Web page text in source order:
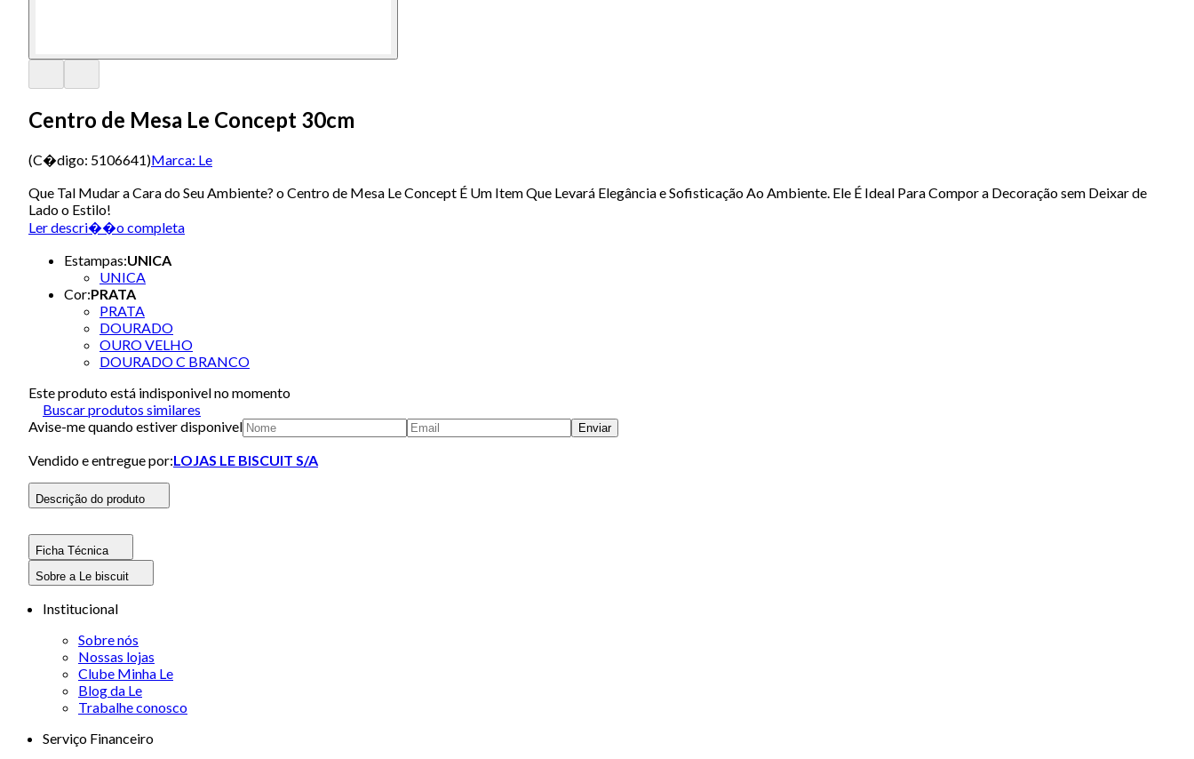
Centro de Mesa Le Concept 30cm
(C�digo: 5106641)Marca: Le
Que Tal Mudar a Cara do Seu Ambiente? o Centro de Mesa Le Concept É Um Item Que Levará Elegância e Sofisticação Ao Ambiente. Ele É Ideal Para Compor a Decoração sem Deixar de
Lado o Estilo!
Ler descri��o completa
Estampas:UNICA
UNICA
Cor:PRATA
PRATA
DOURADO
OURO VELHO
DOURADO C BRANCO
Este produto está indisponivel no momento
Buscar produtos similares
Avise-me quando estiver disponivel
Enviar
Vendido e entregue por:LOJAS LE BISCUIT S/A
Descrição do produto
Ficha Técnica
Sobre a Le biscuit
Institucional
Sobre nós
Nossas lojas
Clube Minha Le
Blog da Le
Trabalhe conosco
Serviço Financeiro